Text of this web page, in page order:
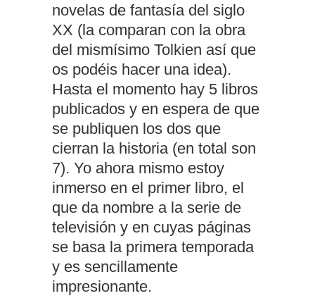
novelas de fantasía del siglo
XX (la comparan con la obra
del mismísimo Tolkien así que
os podéis hacer una idea).
Hasta el momento hay 5 libros
publicados y en espera de que
se publiquen los dos que
cierran la historia (en total son
7). Yo ahora mismo estoy
inmerso en el primer libro, el
que da nombre a la serie de
televisión y en cuyas páginas
se basa la primera temporada
y es sencillamente
impresionante.